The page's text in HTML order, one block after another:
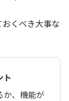
くべき大事な
ト
か、機能が